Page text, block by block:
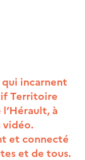
incarnent
Territoire
à
vidéo.
et connecté
et de tous.